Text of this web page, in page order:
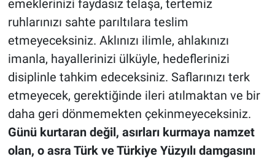
emeklerinizi faydasız telaşa, tertemiz
ruhlarınızı sahte parıltılara teslim
etmeyeceksiniz. Aklınızı ilimle, ahlakınızı
imanla, hayallerinizi ülküyle, hedeflerinizi
disiplinle tahkim edeceksiniz. Saflarınızı terk
etmeyecek, gerektiğinde ileri atılmaktan ve bir
daha geri dönmemekten çekinmeyeceksiniz.
Günü kurtaran değil, asırları kurmaya namzet
olan, o asra Türk ve Türkiye Yüzyılı damgasını